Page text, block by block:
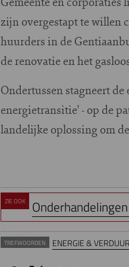
zijn overgestapt te willen
huurders in de
de renovatie en het
Ondertussen stagneert
energietransitie' - op de
landelijke oplossing om
ZIE OOK
TREFWOORDEN ENERGIE &